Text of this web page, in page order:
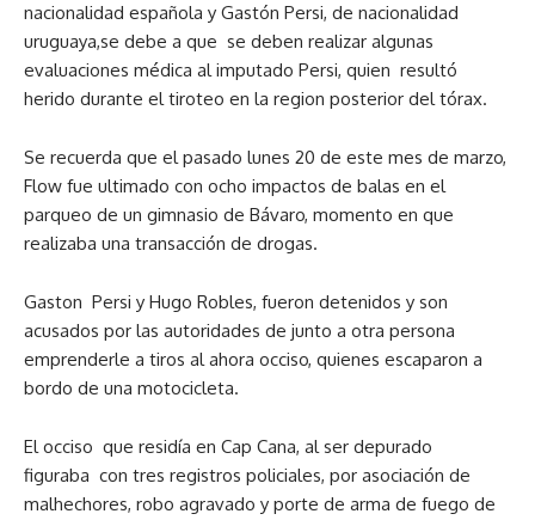
nacionalidad española y Gastón Persi, de nacionalidad
uruguaya,se debe a que se deben realizar algunas
evaluaciones médica al imputado Persi, quien resultó
herido durante el tiroteo en la region posterior del tórax.
Se recuerda que el pasado lunes 20 de este mes de marzo,
Flow fue ultimado con ocho impactos de balas en el
parqueo de un gimnasio de Bávaro, momento en que
realizaba una transacción de drogas.
Gaston Persi y Hugo Robles, fueron detenidos y son
acusados por las autoridades de junto a otra persona
emprenderle a tiros al ahora occiso, quienes escaparon a
bordo de una motocicleta.
El occiso que residía en Cap Cana, al ser depurado
figuraba con tres registros policiales, por asociación de
malhechores, robo agravado y porte de arma de fuego de